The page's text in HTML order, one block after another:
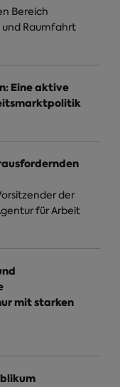
Bereich
und Raumfahrt
Eine aktive
der
für Arbeit
mit starken